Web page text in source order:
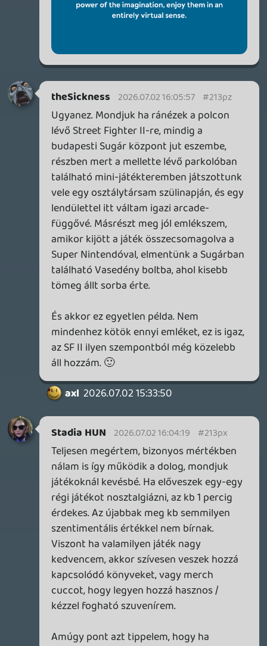
theSickness 2026.07.02 12:31:23
Na látod, lehet ezt így is megfogalmazni.
🙂
Stadia HUN 2026.07.02 13:24:11 #213pe
Mindenkinek megvan a maga dilije, én a
lemezes játékokat nem értem, mások meg
az én felhő-mániámat. 🙂 Rendben van ez
Majd hamarosan szerintem blogba
benyomom ezt a gyűjtemény-témát, mert
amúgy én is irreális módon ragaszkodom
egy-két dologban a kézzel fogható
megoldásokhoz, és nagyon fura dolgokból
vannak gyűjteményeim. 😃
axl 2026.07.02 13:00:52
Senki nem mondta, hogy egykutya, de ha
kizárólag praktikus szempontokat
veszünk figyelembe (pl. hordozhatóság,
helyigény), onnan szemlélve tömörítetlen,
digitális zeneszámokat "gyűjteni" szintén
sokkal racionálisabb dolognak tűnik, mint
műanyag korongokat.
ahogy a fenti mellett a minőségen kívül
szólhatnak egyéb, szubjektív tényezők is,
úgy a lemezes játékok érzelmi vetületén
túl nem elhanyagolható szempont például
azok átruházhatósága. Kinek melyik a
fontosabb, de attól még egyformán
érvényes mindegyik, ezért nem kéne
degradálni egymás zakkanásait.
(Nyilván annyiban különböznek, hogy a
játékok fizikai és digitális verziója között
alapjáraton semmi eltérés nincs
tartalmilag vagy funkcionalitásukban,
pontosan ugyanazt nyújtják, de itt nem ez
volt a téma.)
TheReturnOfDVM 2026.07.02 12:25:11
Vladi 2026.07.02 12:47:05 #213pb
Információk Oké, értem és elfogadom!